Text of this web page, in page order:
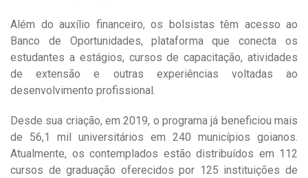
Além do auxílio financeiro, os bolsistas têm acesso ao
Banco de Oportunidades, plataforma que conecta os
estudantes a estágios, cursos de capacitação, atividades
de extensão e outras experiências voltadas ao
desenvolvimento profissional.
Desde sua criação, em 2019, o programa já beneficiou mais
de 56,1 mil universitários em 240 municípios goianos.
Atualmente, os contemplados estão distribuídos em 112
cursos de graduação oferecidos por 125 instituições de